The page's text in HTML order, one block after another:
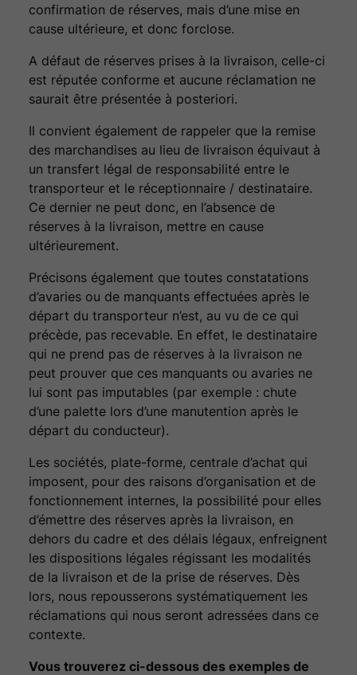
confirmation de réserves, mais d’une mise en
cause ultérieure, et donc forclose.
A défaut de réserves prises à la livraison, celle-ci
est réputée conforme et aucune réclamation ne
saurait être présentée à posteriori.
Il convient également de rappeler que la remise
des marchandises au lieu de livraison équivaut à
un transfert légal de responsabilité entre le
transporteur et le réceptionnaire / destinataire.
Ce dernier ne peut donc, en l’absence de
réserves à la livraison, mettre en cause
ultérieurement.
Précisons également que toutes constatations
d’avaries ou de manquants effectuées après le
départ du transporteur n’est, au vu de ce qui
précède, pas recevable. En effet, le destinataire
qui ne prend pas de réserves à la livraison ne
peut prouver que ces manquants ou avaries ne
lui sont pas imputables (par exemple : chute
d’une palette lors d’une manutention après le
départ du conducteur).
Les sociétés, plate-forme, centrale d’achat qui
imposent, pour des raisons d’organisation et de
fonctionnement internes, la possibilité pour elles
d’émettre des réserves après la livraison, en
dehors du cadre et des délais légaux, enfreignent
les dispositions légales régissant les modalités
de la livraison et de la prise de réserves. Dès
lors, nous repousserons systématiquement les
réclamations qui nous seront adressées dans ce
contexte.
Vous trouverez ci-dessous des exemples de